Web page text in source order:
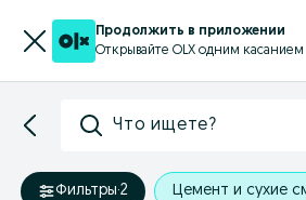
Продолжить в приложении
Открывайте OLX одним касанием
Что ищете?
Фильтры·2 Цемент и сухие